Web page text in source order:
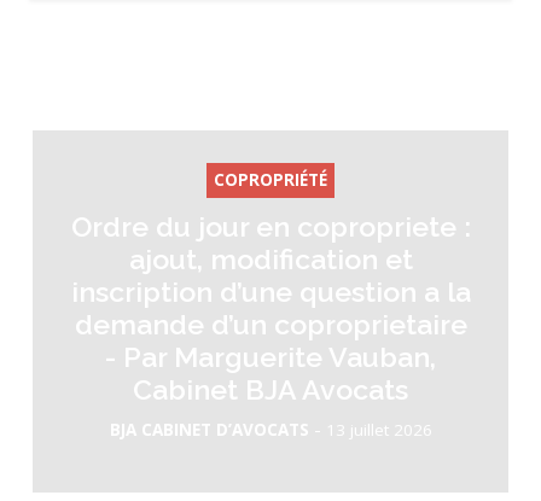
COPROPRIÉTÉ
Ordre du jour en copropriete :
ajout, modification et
inscription d’une question a la
demande d’un coproprietaire
- Par Marguerite Vauban,
Cabinet BJA Avocats
BJA CABINET D’AVOCATS - 13 juillet 2026